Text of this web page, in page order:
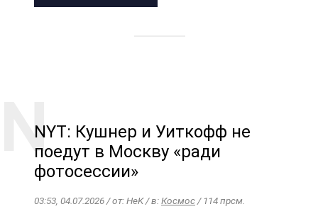
NYT: Кушнер и Уиткофф не
поедут в Москву «ради
фотосессии»
03:53, 04.07.2026 / от: HeK / в:Космос/ 114 прсм.